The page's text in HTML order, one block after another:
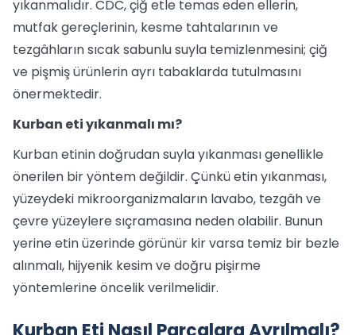
yıkanmalıdır. CDC, çiğ etle temas eden ellerin,
mutfak gereçlerinin, kesme tahtalarının ve
tezgâhların sıcak sabunlu suyla temizlenmesini; çiğ
ve pişmiş ürünlerin ayrı tabaklarda tutulmasını
önermektedir.
Kurban eti yıkanmalı mı?
Kurban etinin doğrudan suyla yıkanması genellikle
önerilen bir yöntem değildir. Çünkü etin yıkanması,
yüzeydeki mikroorganizmaların lavabo, tezgâh ve
çevre yüzeylere sıçramasına neden olabilir. Bunun
yerine etin üzerinde görünür kir varsa temiz bir bezle
alınmalı, hijyenik kesim ve doğru pişirme
yöntemlerine öncelik verilmelidir.